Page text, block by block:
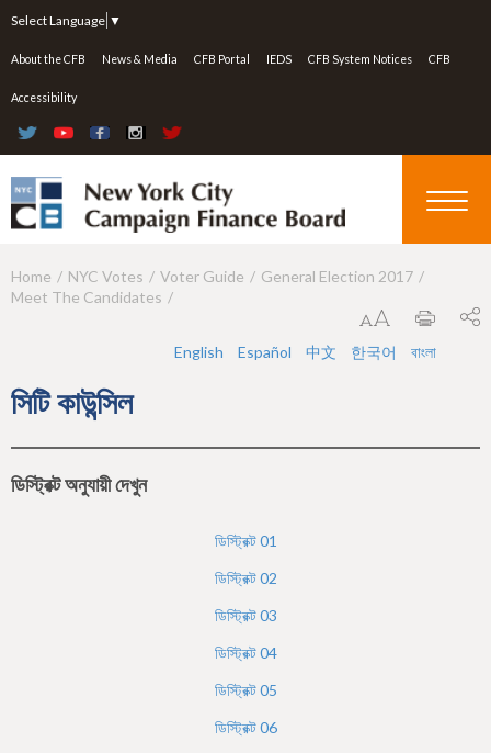
Select Language ▼
About the CFB News & Media CFB Portal IEDS CFB System Notices CFB
Accessibility
Y
a
h
Home NYC Votes Voter Guide
General Election 2017
Meet The Candidates
English Español 中文 한국어 বাংলা
সিটি কাউন্সিল
ডিস্ট্রিক্ট অনুযায়ী দেখুন
ডিস্ট্রিক্ট01
ডিস্ট্রিক্ট02
ডিস্ট্রিক্ট03
ডিস্ট্রিক্ট04
ডিস্ট্রিক্ট05
ডিস্ট্রিক্ট06